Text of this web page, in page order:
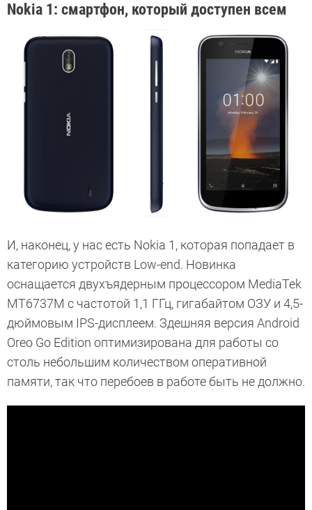
Nokia 1: смартфон, который доступен всем
И, наконец, у нас есть Nokia 1, которая попадает в
категорию устройств Low-end. Новинка
оснащается двухъядерным процессором MediaTek
MT6737M с частотой 1,1 ГГц, гигабайтом ОЗУ и 4,5-
дюймовым IPS-дисплеем. Здешняя версия Android
Oreo Go Edition оптимизирована для работы со
столь небольшим количеством оперативной
памяти, так что перебоев в работе быть не должно.